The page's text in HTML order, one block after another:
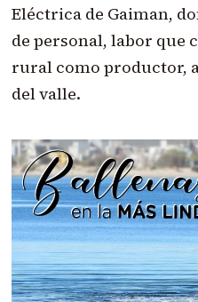
Eléctrica de Gaiman,
de personal, labor que
rural como productor,
del valle.